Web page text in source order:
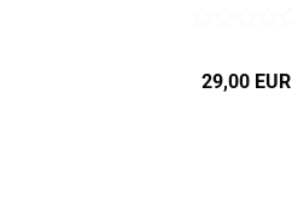
29,00 EUR